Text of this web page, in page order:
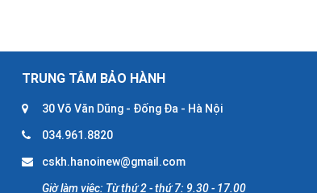
TRUNG TÂM BẢO HÀNH
30 Võ Văn Dũng - Đống Đa - Hà Nội
034.961.8820
cskh.hanoinew@gmail.com
Giờ làm việc: Từ thứ 2 - thứ 7: 9.30 - 17.00